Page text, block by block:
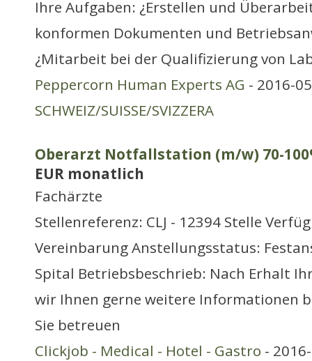
Ihre Aufgaben: ¿Erstellen und
konformen Dokumenten und
¿Mitarbeit bei der Qualifizierung von
Peppercorn Human Experts AG - 2016-
SCHWEIZ/SUISSE/SVIZZERA
Oberarzt Notfallstation (m/w) 70-
EUR monatlich
Fachärzte
Stellenreferenz: CLJ - 12394 Stelle
Vereinbarung Anstellungsstatus:
Spital Betriebsbeschrieb: Nach Erhalt
wir Ihnen gerne weitere Informationen
Sie betreuen
Clickjob - Medical - Hotel - Gastro -